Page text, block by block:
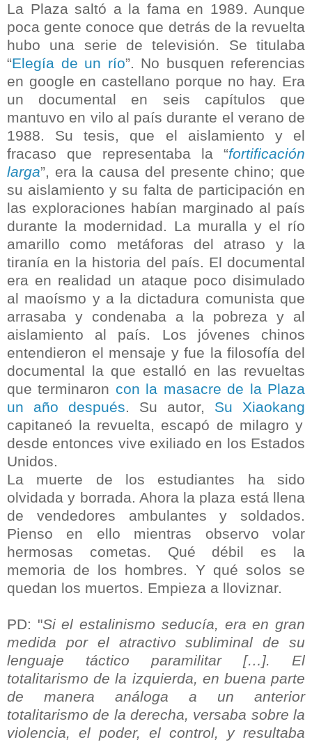
La Plaza saltó a la fama en 1989. Aunque
poca gente conoce que detrás de la revuelta
hubo una serie de televisión. Se titulaba
“Elegía de un río”. No busquen referencias
en google en castellano porque no hay. Era
un documental en seis capítulos que
mantuvo en vilo al país durante el verano de
1988. Su tesis, que el aislamiento y el
fracaso que representaba la “fortificación
larga”, era la causa del presente chino; que
su aislamiento y su falta de participación en
las exploraciones habían marginado al país
durante la modernidad. La muralla y el río
amarillo como metáforas del atraso y la
tiranía en la historia del país. El documental
era en realidad un ataque poco disimulado
al maoísmo y a la dictadura comunista que
arrasaba y condenaba a la pobreza y al
aislamiento al país. Los jóvenes chinos
entendieron el mensaje y fue la filosofía del
documental la que estalló en las revueltas
que terminaron con la masacre de la Plaza
un año después. Su autor, Su Xiaokang
capitaneó la revuelta, escapó de milagro y
desde entonces vive exiliado en los Estados
Unidos.
La muerte de los estudiantes ha sido
olvidada y borrada. Ahora la plaza está llena
de vendedores ambulantes y soldados.
Pienso en ello mientras observo volar
hermosas cometas. Qué débil es la
memoria de los hombres. Y qué solos se
quedan los muertos. Empieza a lloviznar.
PD: "Si el estalinismo seducía, era en gran
medida por el atractivo subliminal de su
lenguaje táctico paramilitar […]. El
totalitarismo de la izquierda, en buena parte
de manera análoga a un anterior
totalitarismo de la derecha, versaba sobre la
violencia, el poder, el control, y resultaba